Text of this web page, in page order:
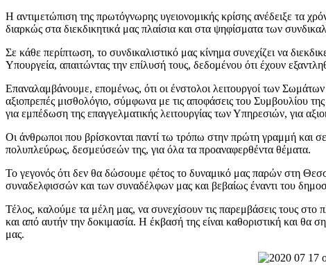
Η αντιμετώπιση της πρωτόγνωρης υγειονομικής κρίσης ανέδειξε τα
διαρκώς στα διεκδικητικά μας πλαίσια και στα ψηφίσματα των
Σε κάθε περίπτωση, το συνδικαλιστικό μας κίνημα συνεχίζει να
Υπουργεία, απαιτώντας την επίλυσή τους, δεδομένου ότι έχουν
Επαναλαμβάνουμε, επομένως, ότι οι ένστολοι λειτουργοί των
αξιοπρεπές μισθολόγιο, σύμφωνα με τις αποφάσεις του Συμβουλίου
για εμπέδωση της επαγγελματικής λειτουργίας των Υπηρεσιών, για
Οι άνθρωποι που βρίσκονται παντί τω τρόπω στην πρώτη γραμμή και
πολυπλεύρως, δεσμεύσεών της, για όλα τα προαναφερθέντα θέματα.
Το γεγονός ότι δεν θα δώσουμε φέτος το δυναμικό μας παρών στη
συναδελφισσών και των συναδέλφων μας και βεβαίως έναντι του
Τέλος, καλούμε τα μέλη μας, να συνεχίσουν τις παρεμβάσεις τους στο
και από αυτήν την δοκιμασία. Η έκβασή της είναι καθοριστική και θα
μας.